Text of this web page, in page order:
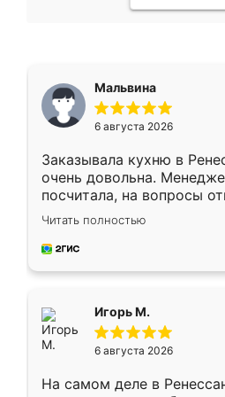
Мальвина
6 августа 2026
Заказывала кухню в
очень довольна.
посчитала, на вопросы
Замерщик приехал в
делу со всей
за день, ребята работали
Читать полностью
Игорь М.
6 августа 2026
На самом деле в